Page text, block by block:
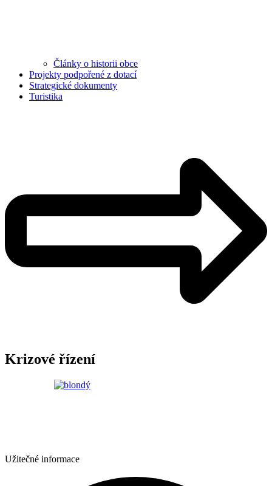
Články o historii obce
Projekty podpořené z dotací
Strategické dokumenty
Turistika
Krizové řízení
Užitečné informace